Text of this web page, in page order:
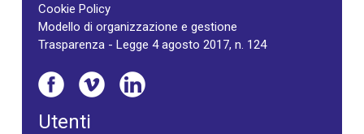
Cookie Policy
Modello di organizzazione e gestione
Trasparenza - Legge 4 agosto 2017, n. 124
Utenti